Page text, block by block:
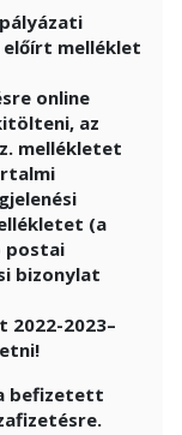
előírt melléklet
online
az
mellékletet
(a
postai
bizonylat
2022-2023–
befizetett